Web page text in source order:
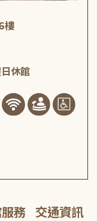
樓
休館
務 交通資訊